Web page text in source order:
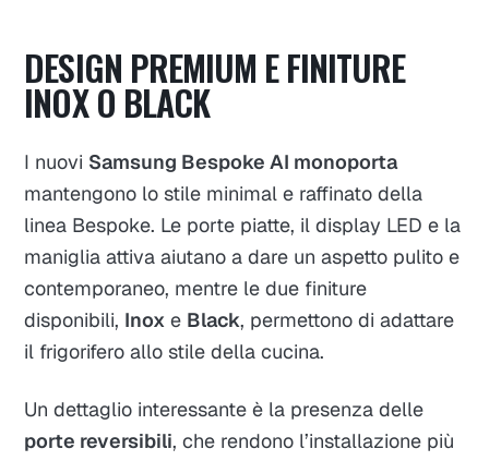
DESIGN PREMIUM E FINITURE
INOX O BLACK
I nuovi Samsung Bespoke AI monoporta
mantengono lo stile minimal e raffinato della
linea Bespoke. Le porte piatte, il display LED e la
maniglia attiva aiutano a dare un aspetto pulito e
contemporaneo, mentre le due finiture
disponibili, Inox e Black, permettono di adattare
il frigorifero allo stile della cucina.
Un dettaglio interessante è la presenza delle
porte reversibili, che rendono l’installazione più